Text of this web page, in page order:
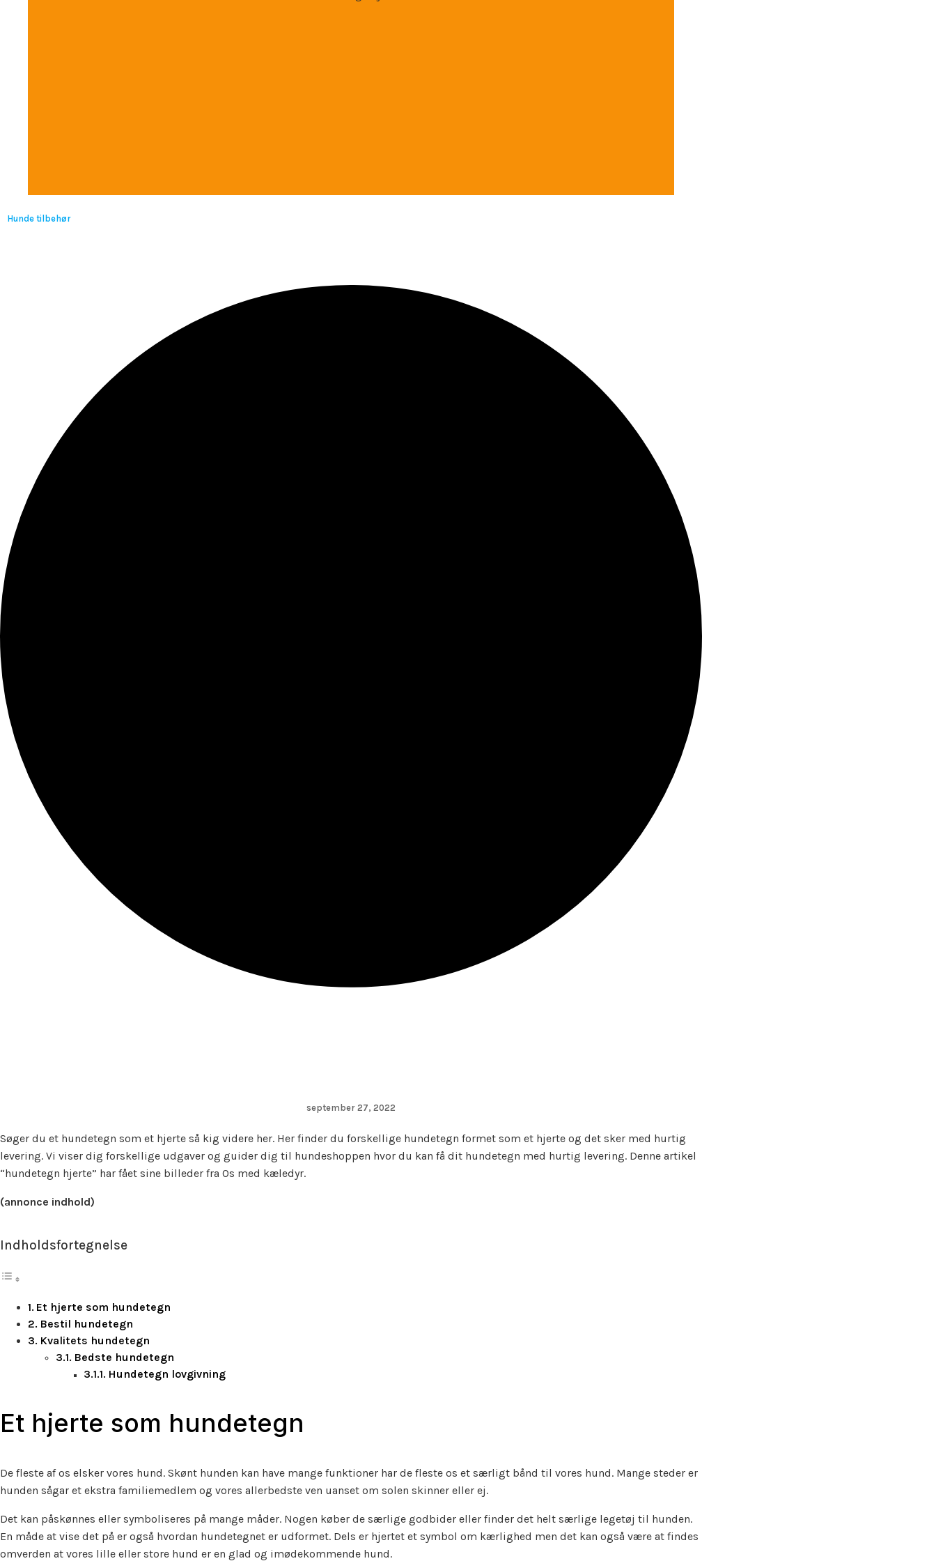
Hunde tilbehør
september 27, 2022
Søger du et hundetegn som et hjerte så kig videre her. Her finder du forskellige hundetegn formet som et hjerte og det sker med hurtig
levering. Vi viser dig forskellige udgaver og guider dig til hundeshoppen hvor du kan få dit hundetegn med hurtig levering. Denne artikel
“hundetegn hjerte” har fået sine billeder fra Os med kæledyr.
(annonce indhold)
Indholdsfortegnelse
Et hjerte som hundetegn
Bestil hundetegn
Kvalitets hundetegn
Bedste hundetegn
Hundetegn lovgivning
Et hjerte som hundetegn
De fleste af os elsker vores hund. Skønt hunden kan have mange funktioner har de fleste os et særligt bånd til vores hund. Mange steder er
hunden sågar et ekstra familiemedlem og vores allerbedste ven uanset om solen skinner eller ej.
Det kan påskønnes eller symboliseres på mange måder. Nogen køber de særlige godbider eller finder det helt særlige legetøj til hunden.
En måde at vise det på er også hvordan hundetegnet er udformet. Dels er hjertet et symbol om kærlighed men det kan også være at findes
omverden at vores lille eller store hund er en glad og imødekommende hund.